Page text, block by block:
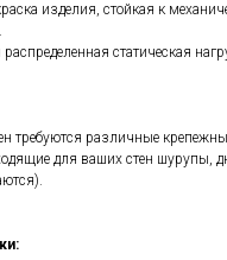
изделия, стойкая к
статическая
требуются различные
для ваших стен шурупы,